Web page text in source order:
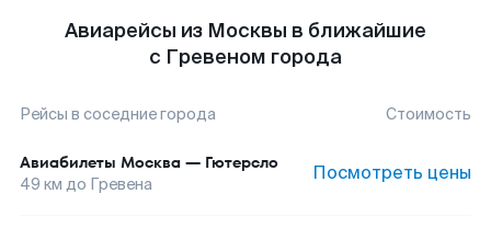
Авиарейсы из Москвы в ближайшие
с Гревеном города
Рейсы в соседние города Стоимость
Авиабилеты Москва — Гютерсло
49 км до Гревена Посмотреть цены